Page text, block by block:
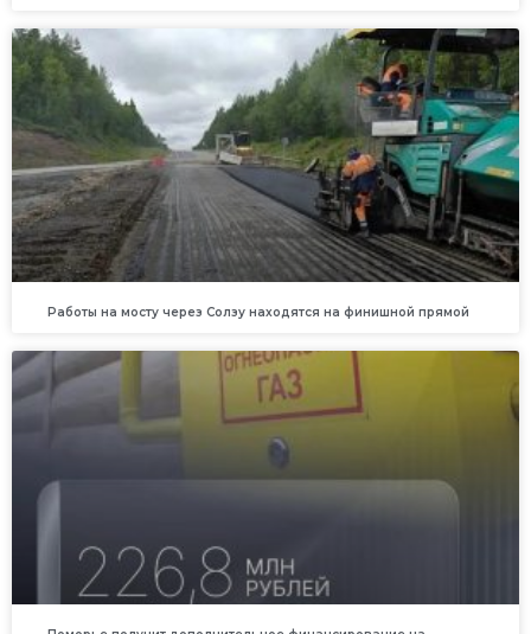
Работы на мосту через Солзу находятся на финишной прямой